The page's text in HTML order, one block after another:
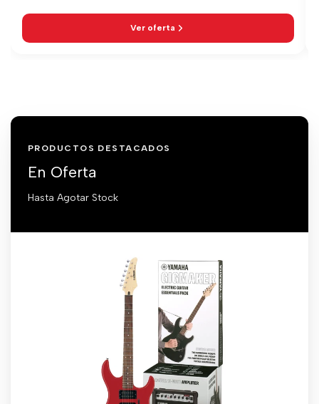
Ver oferta
PRODUCTOS DESTACADOS
En Oferta
Hasta Agotar Stock